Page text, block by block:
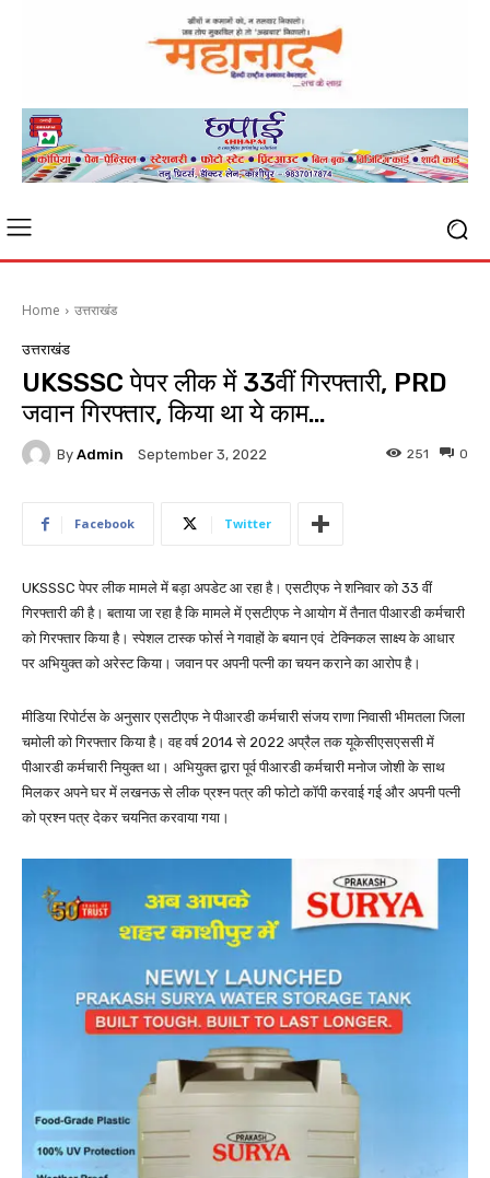
Home उत्तराखंड
उत्तराखंड
UKSSSC पेपर लीक में 33वीं गिरफ्तारी, PRD
जवान गिरफ्तार, किया था ये काम…
By Admin September 3, 2022 0
251
Facebook Twitter
UKSSSC पेपर लीक मामले में बड़ा अपडेट आ रहा है। एसटीएफ ने शनिवार को 33 वीं
गिरफ्तारी की है। बताया जा रहा है कि मामले में एसटीएफ ने आयोग में तैनात पीआरडी कर्मचारी
को गिरफ्तार किया है। स्पेशल टास्क फोर्स ने गवाहों के बयान एवं टेक्निकल साक्ष्य के आधार
पर अभियुक्त को अरेस्ट किया। जवान पर अपनी पत्नी का चयन कराने का आरोप है।
मीडिया रिपोर्टस के अनुसार एसटीएफ ने पीआरडी कर्मचारी संजय राणा निवासी भीमतला जिला
चमोली को गिरफ्तार किया है। वह वर्ष 2014 से 2022 अप्रैल तक यूकेसीएसएससी में
पीआरडी कर्मचारी नियुक्त था। अभियुक्त द्वारा पूर्व पीआरडी कर्मचारी मनोज जोशी के साथ
मिलकर अपने घर में लखनऊ से लीक प्रश्न पत्र की फोटो कॉपी करवाई गई और अपनी पत्नी
को प्रश्न पत्र देकर चयनित करवाया गया।